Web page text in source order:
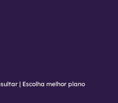
| Escolha melhor plano